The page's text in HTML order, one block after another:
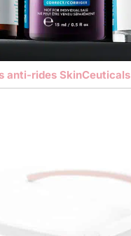
anti-rides SkinCeuticals